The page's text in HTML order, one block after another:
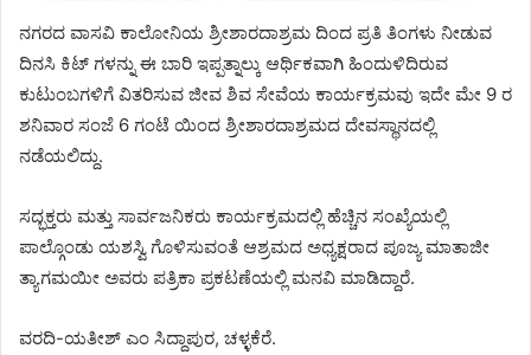
ನಗರದ ವಾಸವಿ ಕಾಲೋನಿಯ ಶ್ರೀಶಾರದಾಶ್ರಮ ದಿಂದ ಪ್ರತಿ ತಿಂಗಳು ನೀಡುವ
ದಿನಸಿ ಕಿಟ್ ಗಳನ್ನು ಈ ಬಾರಿ ಇಪ್ಪತ್ನಾಲ್ಕು ಆರ್ಥಿಕವಾಗಿ ಹಿಂದುಳಿದಿರುವ
ಕುಟುಂಬಗಳಿಗೆ ವಿತರಿಸುವ ಜೀವ ಶಿವ ಸೇವೆಯ ಕಾರ್ಯಕ್ರಮವು ಇದೇ ಮೇ 9 ರ
ಶನಿವಾರ ಸಂಜೆ 6 ಗಂಟೆ ಯಿಂದ ಶ್ರೀಶಾರದಾಶ್ರಮದ ದೇವಸ್ಥಾನದಲ್ಲಿ
ನಡೆಯಲಿದ್ದು.
ಸದ್ಭಕ್ತರು ಮತ್ತು ಸಾರ್ವಜನಿಕರು ಕಾರ್ಯಕ್ರಮದಲ್ಲಿ ಹೆಚ್ಚಿನ ಸಂಖ್ಯೆಯಲ್ಲಿ
ಪಾಲ್ಗೊಂಡು ಯಶಸ್ವಿ ಗೊಳಿಸುವಂತೆ ಆಶ್ರಮದ ಅಧ್ಯಕ್ಷರಾದ ಪೂಜ್ಯ ಮಾತಾಜೀ
ತ್ಯಾಗಮಯೀ ಅವರು ಪತ್ರಿಕಾ ಪ್ರಕಟಣೆಯಲ್ಲಿ ಮನವಿ ಮಾಡಿದ್ದಾರೆ.
ವರದಿ-ಯತೀಶ್ ಎಂ ಸಿದ್ದಾಪುರ, ಚಳ್ಳಕೆರೆ.